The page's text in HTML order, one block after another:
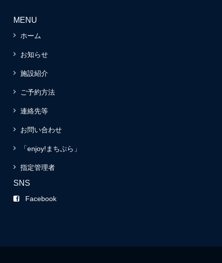
MENU
ホーム
お知らせ
施設紹介
ご予約方法
連絡先等
お問い合わせ
「enjoy!まちぷら」
指定管理者
SNS
Facebook